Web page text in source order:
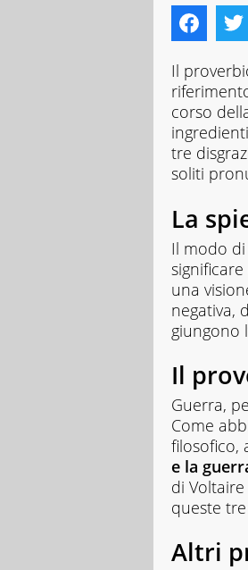
Il
corso
tre
soliti
La
Il modo di
significare
una
negativa,
giungono
Il
Guerra,
Come
filosofico,
e la
di
queste
Altri